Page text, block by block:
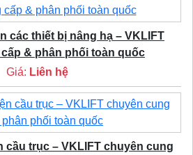
các thiết bị nâng hạ – VKLIFT
& phân phối toàn quốc
Giá: Liên hệ
cầu trục – VKLIFT chuyên cung